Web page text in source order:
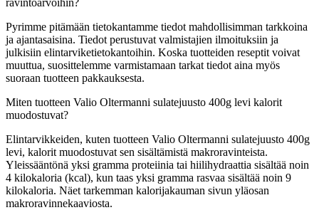
Pyrimme pitämään tietokantamme tiedot mahdollisimman tarkkoina
ja ajantasaisina. Tiedot perustuvat valmistajien ilmoituksiin ja
julkisiin elintarviketietokantoihin. Koska tuotteiden reseptit voivat
muuttua, suosittelemme varmistamaan tarkat tiedot aina myös
suoraan tuotteen pakkauksesta.
Miten tuotteen Valio Oltermanni sulatejuusto 400g levi kalorit
muodostuvat?
Elintarvikkeiden, kuten tuotteen Valio Oltermanni sulatejuusto 400g
levi, kalorit muodostuvat sen sisältämistä makroravinteista.
Yleissääntönä yksi gramma proteiinia tai hiilihydraattia sisältää noin
4 kilokaloria (kcal), kun taas yksi gramma rasvaa sisältää noin 9
kilokaloria. Näet tarkemman kalorijakauman sivun yläosan
makroravinnekaaviosta.